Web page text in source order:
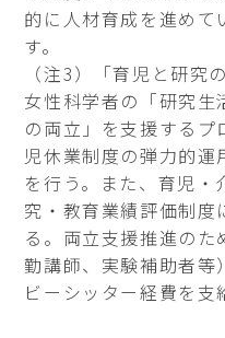
的に人材育成を進めて
す。
（注3）「育児と研究
女性科学者の「研究生
の両立」を支援する
児休業制度の弾力的
を行う。また、育児
究・教育業績評価制度
る。両立支援推進のた
勤講師、実験補助者等
ビーシッター経費を支